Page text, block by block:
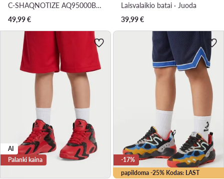
C-SHAQNOTIZE AQ95000B-B · Krepšinio batai
49,99€
Laisvalaikio batai · Juoda
39,99€
AI
Palanki kaina
papildoma -25% Kodas: LAST
-17%